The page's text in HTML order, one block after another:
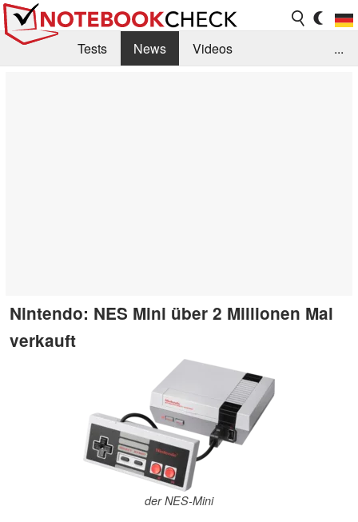
Tests News
Videos
...
Nintendo: NES Mini über 2 Millionen Mal
verkauft
der NES-Mini